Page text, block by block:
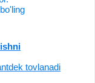
tovlanadi